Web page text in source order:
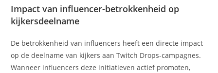
Impact van influencer-betrokkenheid op
kijkersdeelname
De betrokkenheid van influencers heeft een directe impact
op de deelname van kijkers aan Twitch Drops-campagnes.
Wanneer influencers deze initiatieven actief promoten,